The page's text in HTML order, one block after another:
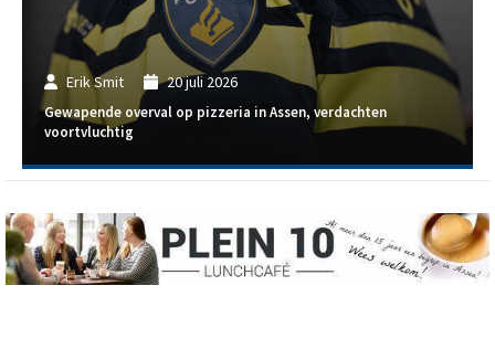
Erik Smit 20 juli 2026
Gewapende overval op pizzeria in Assen, verdachten
voortvluchtig